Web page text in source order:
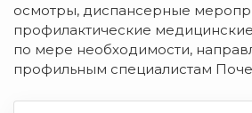
осмотры, диспансерные
профилактические
по мере необходимости,
профильным специалистам